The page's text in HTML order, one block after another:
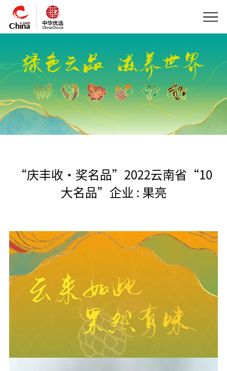
“庆丰收·奖名品”2022云南省“10
大名品”企业 : 果亮